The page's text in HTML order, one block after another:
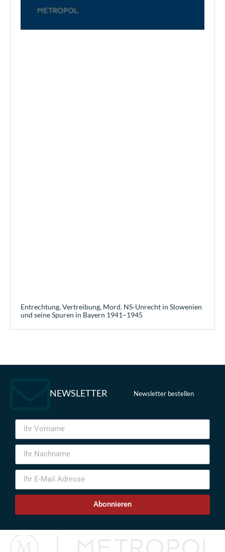
Entrechtung, Vertreibung, Mord. NS-Unrecht in Slowenien
und seine Spuren in Bayern 1941–1945
NEWSLETTER Newsletter bestellen
Abonnieren